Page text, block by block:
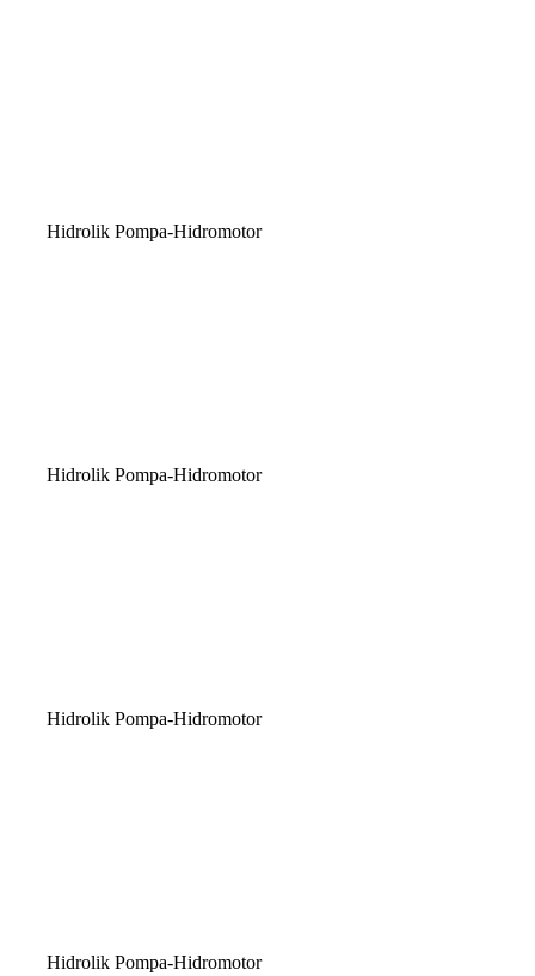
Hidrolik Pompa-Hidromotor
Hidrolik Pompa-Hidromotor
Hidrolik Pompa-Hidromotor
Hidrolik Pompa-Hidromotor